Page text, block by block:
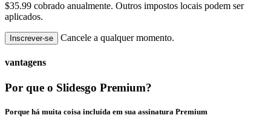
$35.99 cobrado anualmente. Outros impostos locais podem ser
aplicados.
Inscrever-se Cancele a qualquer momento.
vantagens
Por que o Slidesgo Premium?
Porque há muita coisa incluída em sua assinatura Premium